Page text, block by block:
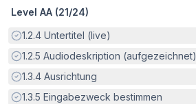
Level AA (21/24)
Erfüllt:
1.2.4 Untertitel (live)
Erfüllt:
1.2.5 Audiodeskription (aufgezeichnet)
Erfüllt:
1.3.4 Ausrichtung
Erfüllt:
1.3.5 Eingabezweck bestimmen